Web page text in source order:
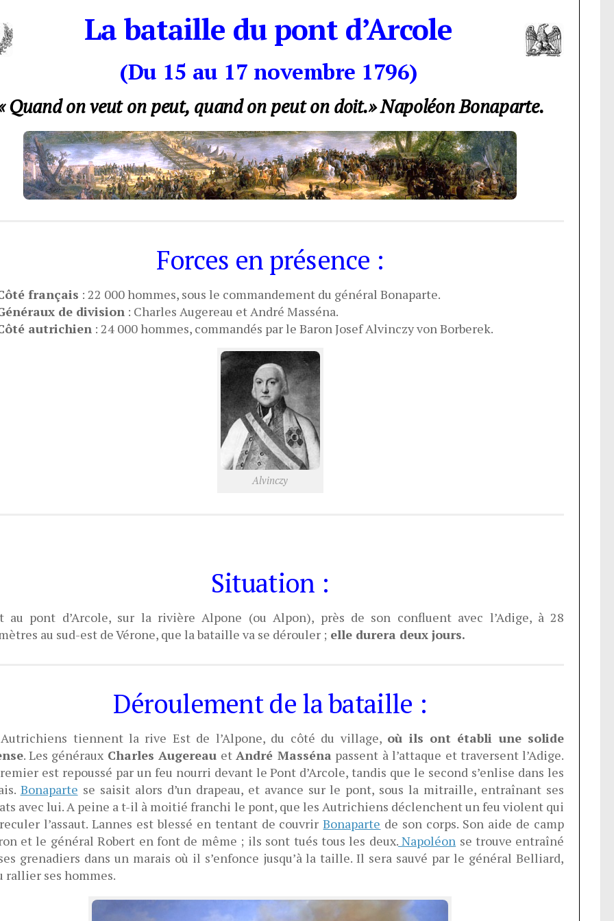
La bataille du pont d’Arcole
(Du 15 au 17 novembre 1796)
Quand on veut on peut, quand on peut on doit.» Napoléon Bonaparte.
Forces en présence :
français : 22 000 hommes, sous le commandement du général Bonaparte.
de division : Charles Augereau et André Masséna.
autrichien : 24 000 hommes, commandés par le Baron Josef Alvinczy von Borberek.
Alvinczy
Situation :
au pont d’Arcole, sur la rivière Alpone (ou Alpon), près de son confluent avec l’Adige, à 28
au sud-est de Vérone, que la bataille va se dérouler ; elle durera deux jours.
Déroulement de la bataille :
tiennent la rive Est de l’Alpone, du côté du village, où ils ont établi une solide
. Les généraux Charles Augereau et André Masséna passent à l’attaque et traversent l’Adige.
est repoussé par un feu nourri devant le Pont d’Arcole, tandis que le second s’enlise dans les
Bonaparte se saisit alors d’un drapeau, et avance sur le pont, sous la mitraille, entraînant ses
avec lui. A peine a t-il à moitié franchi le pont, que les Autrichiens déclenchent un feu violent qui
l’assaut. Lannes est blessé en tentant de couvrirBonaparte de son corps. Son aide de camp
et le général Robert en font de même ; ils sont tués tous les deux.Napoléon se trouve entraîné
grenadiers dans un marais où il s’enfonce jusqu’à la taille. Il sera sauvé par le général Belliard,
rallier ses hommes.